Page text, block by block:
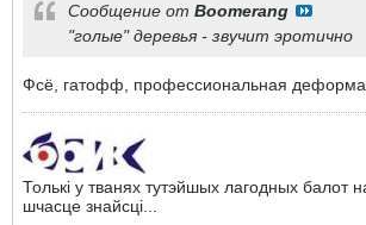
Сообщение от Boomerang
"голые" деревья - звучит эротично
Фсё, гатофф, профессиональная
Толькi у тванях тутэйшых лагодных балот
шчасце знайсцi...